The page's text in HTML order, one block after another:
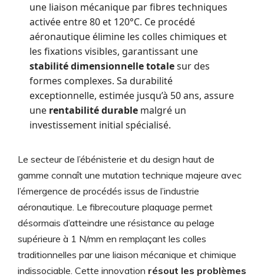
une liaison mécanique par fibres techniques
activée entre 80 et 120°C. Ce procédé
aéronautique élimine les colles chimiques et
les fixations visibles, garantissant une
stabilité dimensionnelle totalesur des
formes complexes. Sa durabilité
exceptionnelle, estimée jusqu’à 50 ans, assure
une rentabilité durable malgré un
investissement initial spécialisé.
Le secteur de l’ébénisterie et du design haut de
gamme connaît une mutation technique majeure avec
l’émergence de procédés issus de l’industrie
aéronautique. Le fibrecouture plaquage permet
désormais d’atteindre une résistance au pelage
supérieure à 1 N/mm en remplaçant les colles
traditionnelles par une liaison mécanique et chimique
indissociable. Cette innovation résout les problèmes